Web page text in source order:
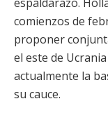
comienzos de
proponer
el este de
actualmente la
su cauce.